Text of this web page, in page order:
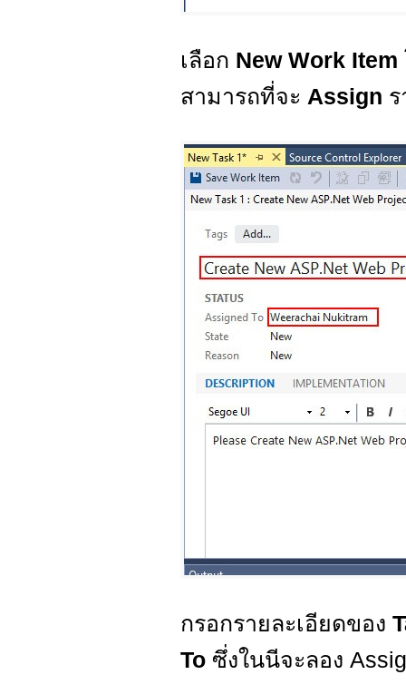
เลือก New Work Item
สามารถที่จะ Assign
กรอกรายละเอียดของ
To ซึ่งในนีจะลอง